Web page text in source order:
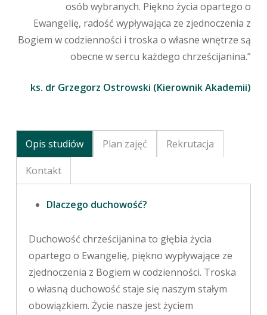
osób wybranych. Piękno życia opartego o
Ewangelię, radość wypływająca ze zjednoczenia z
Bogiem w codzienności i troska o własne wnętrze są
obecne w sercu każdego chrześcijanina.”
ks. dr Grzegorz Ostrowski (Kierownik Akademii)
Opis studiów Plan zajęć Rekrutacja
Kontakt
Dlaczego duchowość?
Duchowość chrześcijanina to głębia życia
opartego o Ewangelię, piękno wypływające ze
zjednoczenia z Bogiem w codzienności. Troska
o własną duchowość staje się naszym stałym
obowiązkiem. Życie nasze jest życiem